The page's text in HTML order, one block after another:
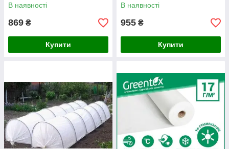
В наявності
869 ₴
Купити
В наявності
955 ₴
Купити